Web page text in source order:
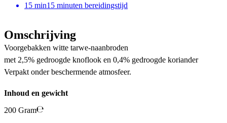
15 min15 minuten bereidingstijd
Omschrijving
Voorgebakken witte tarwe-naanbroden
met 2,5% gedroogde knoflook en 0,4% gedroogde koriander
Verpakt onder beschermende atmosfeer.
Inhoud en gewicht
200 Gram